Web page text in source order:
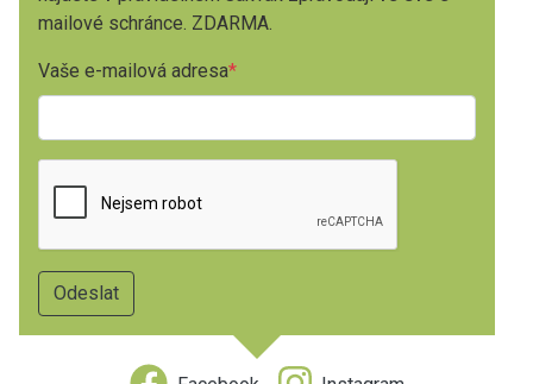
mailové schránce. ZDARMA.
Vaše e-mailová adresa